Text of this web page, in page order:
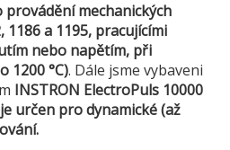
provádění mechanických
1186 a 1195, pracujícími
nebo napětím, při
1200 °C). Dále jsme vybaveni
INSTRON ElectroPuls 10000
určen pro dynamické (až